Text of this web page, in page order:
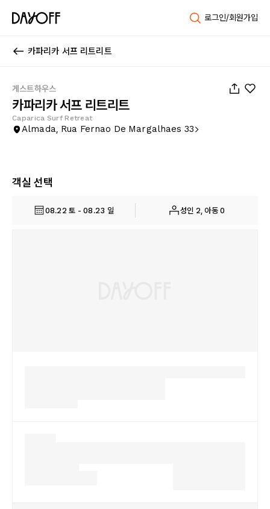
로그인/회원가입
카파리카 서프 리트리트
게스트하우스
카파리카 서프 리트리트
Caparica Surf Retreat
Almada, Rua Fernao De Margalhaes 33
객실 선택
08.22 토 - 08.23 일 성인 2, 아동 0